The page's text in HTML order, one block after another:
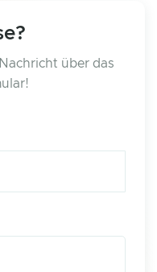
über das